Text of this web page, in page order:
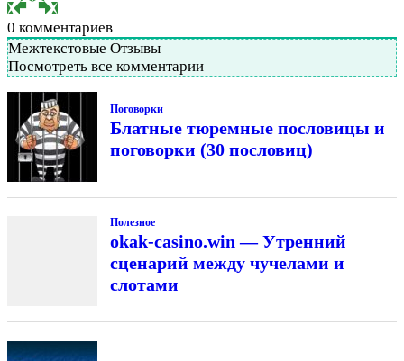
0 комментариев
Межтекстовые Отзывы
Посмотреть все комментарии
Поговорки
Блатные тюремные пословицы и
поговорки (30 пословиц)
Полезное
okak-casino.win — Утренний
сценарий между чучелами и
слотами